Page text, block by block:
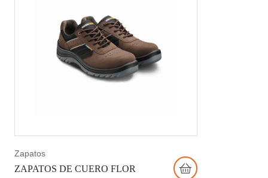
Zapatos
ZAPATOS DE CUERO FLOR